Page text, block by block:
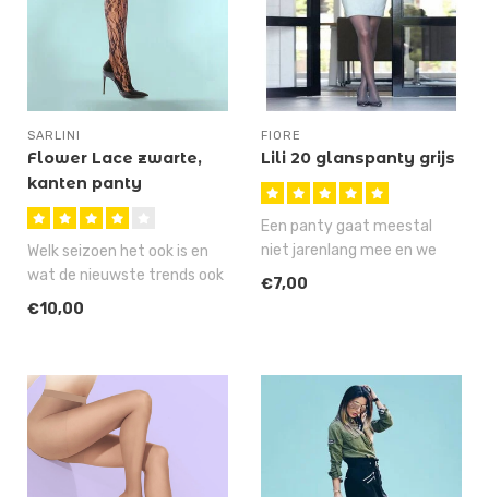
SARLINI
Flower Lace zwarte,
kanten panty
Welk seizoen het ook is en
wat de nieuwste trends ook
mogen zijn; een zwarte, ka..
€10,00
FIORE
Lili 20 glanspanty grijs
Een panty gaat meestal
niet jarenlang mee en we
gaan je ook niet beloven, dat
€7,00